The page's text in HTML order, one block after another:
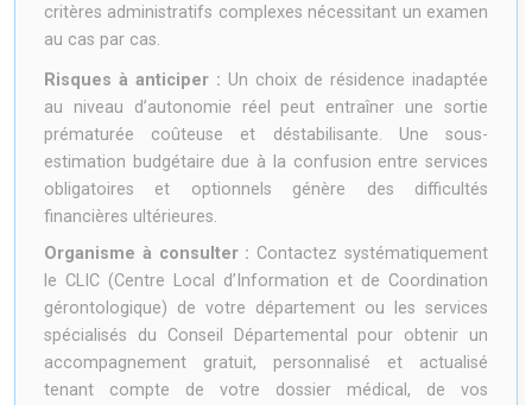
critères administratifs complexes nécessitant un examen
au cas par cas.
Risques à anticiper : Un choix de résidence inadaptée
au niveau d’autonomie réel peut entraîner une sortie
prématurée coûteuse et déstabilisante. Une sous-
estimation budgétaire due à la confusion entre services
obligatoires et optionnels génère des difficultés
financières ultérieures.
Organisme à consulter : Contactez systématiquement
le CLIC (Centre Local d’Information et de Coordination
gérontologique) de votre département ou les services
spécialisés du Conseil Départemental pour obtenir un
accompagnement gratuit, personnalisé et actualisé
tenant compte de votre dossier médical, de vos